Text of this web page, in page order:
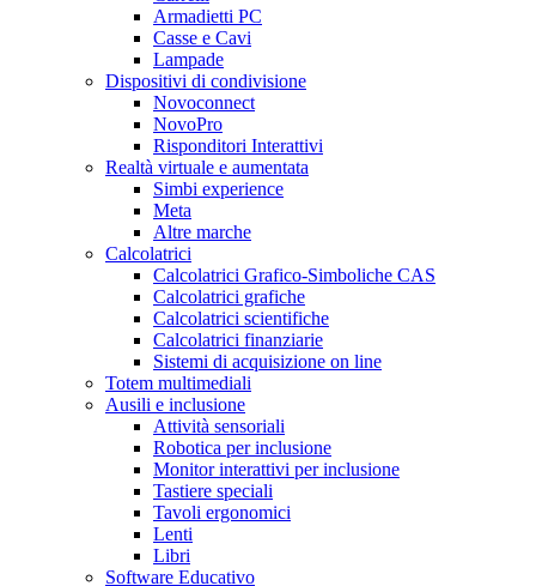
Armadietti PC
Casse e Cavi
Lampade
Dispositivi di condivisione
Novoconnect
NovoPro
Risponditori Interattivi
Realtà virtuale e aumentata
Simbi experience
Meta
Altre marche
Calcolatrici
Calcolatrici Grafico-Simboliche CAS
Calcolatrici grafiche
Calcolatrici scientifiche
Calcolatrici finanziarie
Sistemi di acquisizione on line
Totem multimediali
Ausili e inclusione
Attività sensoriali
Robotica per inclusione
Monitor interattivi per inclusione
Tastiere speciali
Tavoli ergonomici
Lenti
Libri
Software Educativo